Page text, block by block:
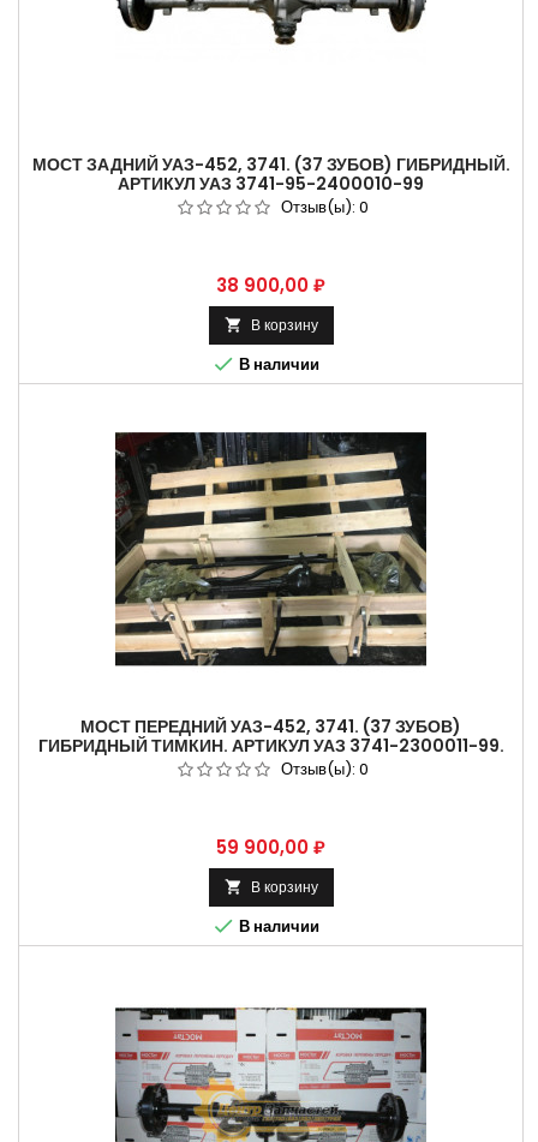
МОСТ ЗАДНИЙ УАЗ-452, 3741. (37 ЗУБОВ) ГИБРИДНЫЙ.
АРТИКУЛ УАЗ 3741-95-2400010-99
Отзыв(ы): 0
Цена
38 900,00 ₽
 В корзину
 В наличии
МОСТ ПЕРЕДНИЙ УАЗ-452, 3741. (37 ЗУБОВ)
ГИБРИДНЫЙ ТИМКИН. АРТИКУЛ УАЗ 3741-2300011-99.
3741-2300011-94-20.
Отзыв(ы): 0
Цена
59 900,00 ₽
 В корзину
 В наличии